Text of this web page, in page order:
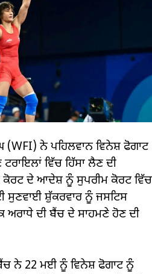
(WFI) ਨੇ ਪਹਿਲਵਾਨ ਵਿਨੇਸ਼ ਫੋਗਾਟ
ਵਿੱਚ ਹਿੱਸਾ ਲੈਣ ਦੀ
ਕੋਰਟ ਦੇ ਆਦੇਸ਼ ਨੂੰ ਸੁਪਰੀਮ ਕੋਰਟ ਵਿੱਚ
ਸੁਣਵਾਈ ਸ਼ੁੱਕਰਵਾਰ ਨੂੰ ਜਸਟਿਸ
ਦੀ ਬੈਂਚ ਦੇ ਸਾਹਮਣੇ ਹੋਣ ਦੀ
ਨੇ 22 ਮਈ ਨੂੰ ਵਿਨੇਸ਼ ਫੋਗਾਟ ਨੂੰ